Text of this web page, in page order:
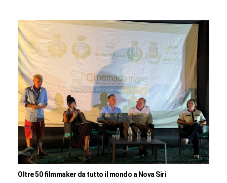
Oltre 50 filmmaker da tutto il mondo a Nova Siri